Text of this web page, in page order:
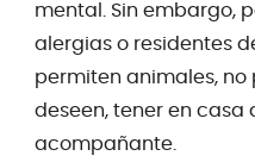
mental. Sin embargo,
alergias o residentes
permiten animales, no
deseen, tener en casa
acompañante.